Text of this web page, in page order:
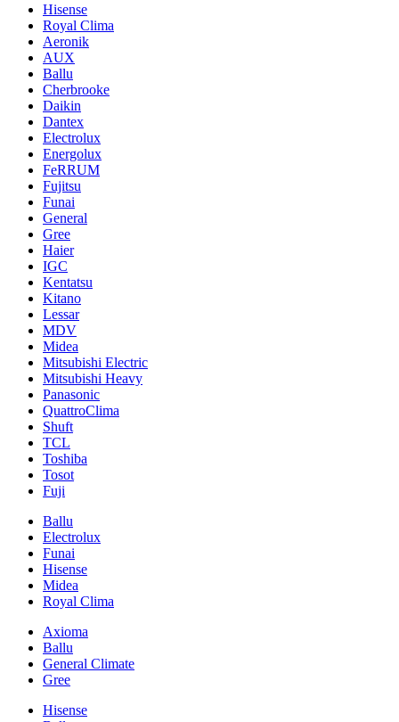
Hisense
Royal Clima
Aeronik
AUX
Ballu
Cherbrooke
Daikin
Dantex
Electrolux
Energolux
FeRRUM
Fujitsu
Funai
General
Gree
Haier
IGC
Kentatsu
Kitano
Lessar
MDV
Midea
Mitsubishi Electric
Mitsubishi Heavy
Panasonic
QuattroClima
Shuft
TCL
Toshiba
Tosot
Fuji
Ballu
Electrolux
Funai
Hisense
Midea
Royal Clima
Axioma
Ballu
General Climate
Gree
Hisense